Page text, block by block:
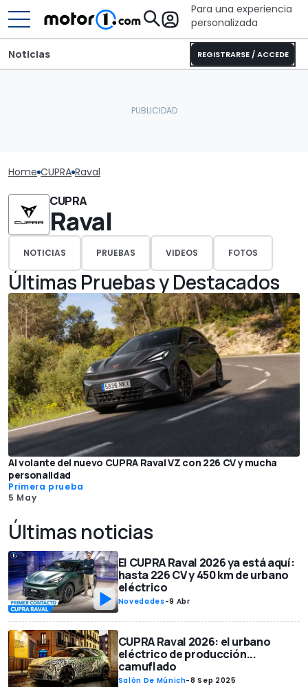
Para una experiencia
personalizada
REGISTRARSE / ACCEDE
Noticias
Home CUPRA Raval
CUPRA
Raval
NOTICIAS PRUEBAS VIDEOS FOTOS
Últimas Pruebas y Destacados
Al volante del nuevo CUPRA Raval VZ con 226 CV y mucha
personalidad
Primera prueba
5 May
Últimas noticias
El CUPRA Raval 2026 ya está aquí:
hasta 226 CV y 450 km de urbano
eléctrico
Novedades-9 Abr
CUPRA Raval 2026: el urbano
eléctrico de producción...
camuflado
Salón De Múnich-8 Sep 2025